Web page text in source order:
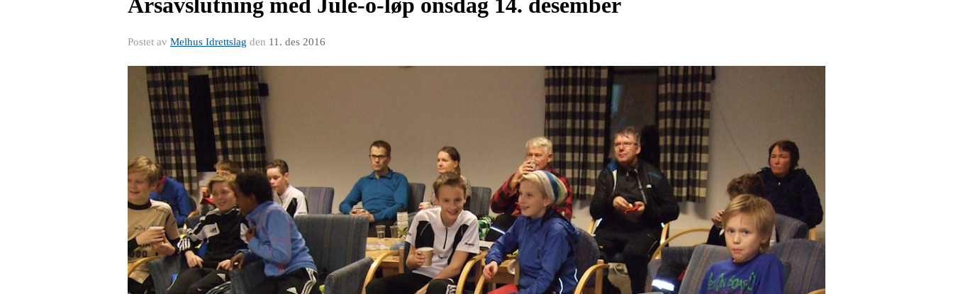
Postet av Melhus Idrettslag den 11. des 2016